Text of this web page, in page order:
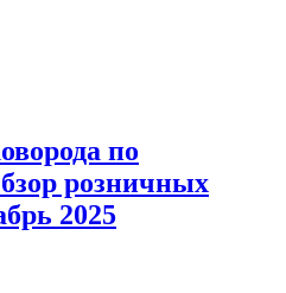
по
розничных
2025